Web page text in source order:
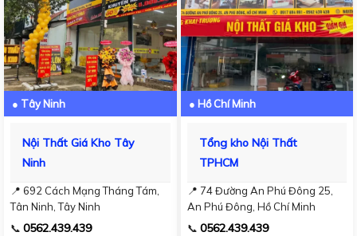
● Tây Ninh
Nội Thất Giá Kho Tây
Ninh
📍 692 Cách Mạng Tháng Tám,
Tân Ninh, Tây Ninh
📞 0562.439.439
● Hồ Chí Minh
Tổng kho Nội Thất
TPHCM
📍 74 Đường An Phú Đông 25,
An Phú Đông, Hồ Chí Minh
📞 0562.439.439